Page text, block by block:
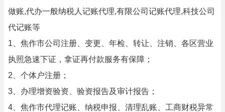
做账,代办一般纳税人记账代理,有限公司记账代理,科技公司
代记账等
1、焦作市公司注册、变更、年检、转让、注销、各区营业
执照急速下证，拿证再付款服务有保障；
2、个体户注册；
3、办理增资验资、验资报告及审计报告；
4、焦作市代理记账、纳税申报、清理乱账、工商财税异常